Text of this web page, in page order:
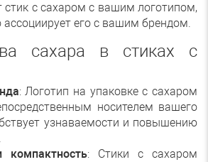
стик с сахаром с вашим логотипом,
ассоциирует его с вашим брендом.
сахара в стиках с
: Логотип на упаковке с сахаром
носителем вашего
узнаваемости и повышению
компактность: Стики с сахаром